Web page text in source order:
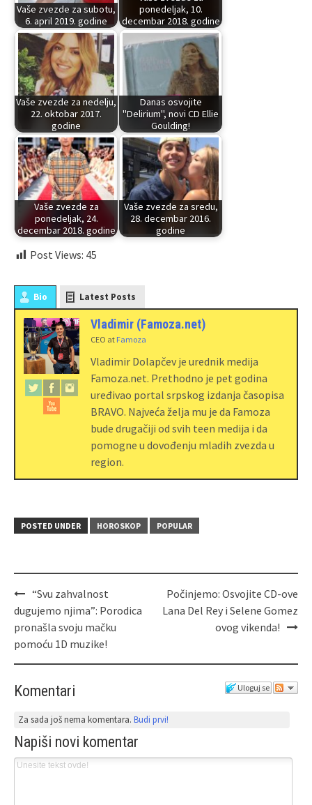
Vaše zvezde za subotu,
6. april 2019. godine
ponedeljak, 10.
decembar 2018. godine
Vaše zvezde za nedelju,
22. oktobar 2017.
godine
Danas osvojite
"Delirium", novi CD Ellie
Goulding!
Vaše zvezde za
ponedeljak, 24.
decembar 2018. godine
Vaše zvezde za sredu,
28. decembar 2016.
godine
Post Views: 45
Bio Latest Posts
Vladimir (Famoza.net)
CEO at Famoza
Vladimir Dolapčev je urednik medija
Famoza.net. Prethodno je pet godina
uređivao portal srpskog izdanja časopisa
BRAVO. Najveća želja mu je da Famoza
bude drugačiji od svih teen medija i da
pomogne u dovođenju mladih zvezda u
region.
POSTED UNDER HOROSKOP POPULAR
“Svu zahvalnost
dugujemo njima”: Porodica
pronašla svoju mačku
pomoću 1D muzike!
Počinjemo: Osvojite CD-ove
Lana Del Rey i Selene Gomez
ovog vikenda!
Uloguj se
Komentari
Za sada još nema komentara.Budi prvi!
Napiši novi komentar